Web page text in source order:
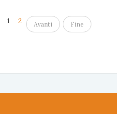
1 2 Avanti Fine